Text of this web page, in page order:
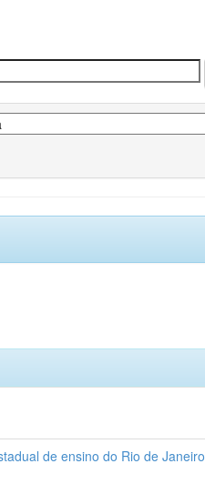
de ensino do Rio de Janeiro